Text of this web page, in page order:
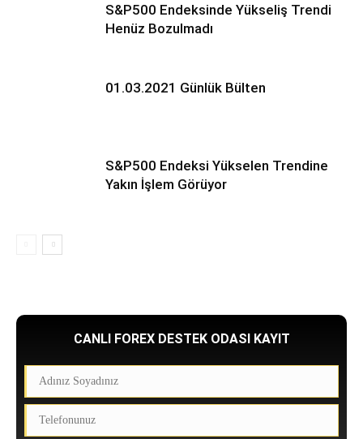
S&P500 Endeksinde Yükseliş Trendi
Henüz Bozulmadı
01.03.2021 Günlük Bülten
S&P500 Endeksi Yükselen Trendine
Yakın İşlem Görüyor
CANLI FOREX DESTEK ODASI KAYIT